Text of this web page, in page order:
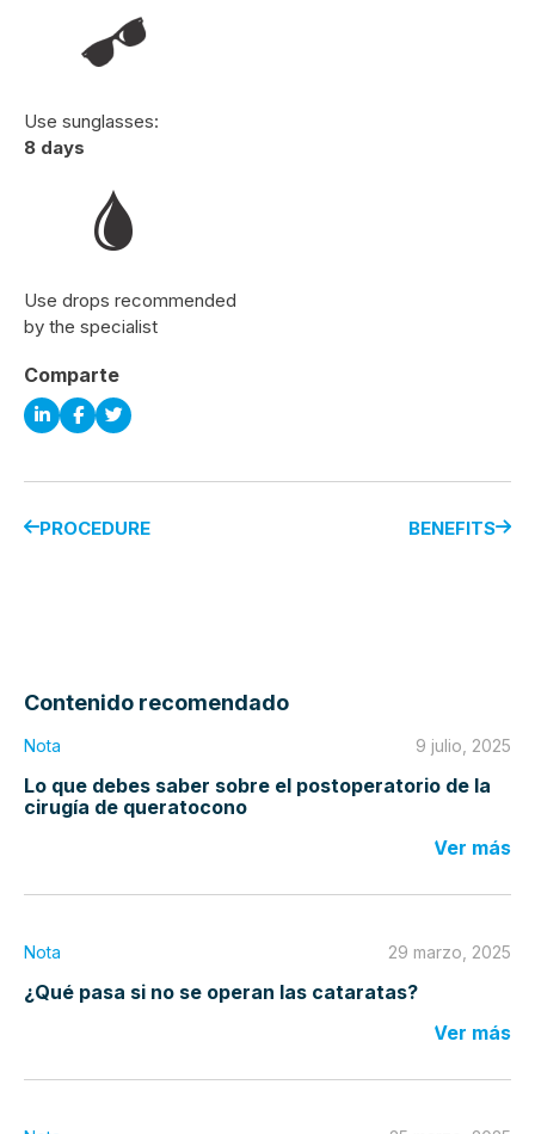
Use sunglasses:
8 days
Use drops recommended
by the specialist
Comparte
PROCEDURE BENEFITS
Contenido recomendado
Nota 9 julio, 2025
Lo que debes saber sobre el postoperatorio de la
cirugía de queratocono
Ver más
Nota 29 marzo, 2025
¿Qué pasa si no se operan las cataratas?
Ver más